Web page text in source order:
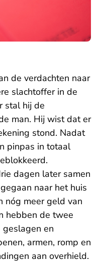
de verdachten naar
slachtoffer in de
stal hij de
man. Hij wist dat er
stond. Nadat
pinpas in totaal
dagen later samen
naar het huis
nóg meer geld van
hebben de twee
en
armen, romp en
aan overhield.